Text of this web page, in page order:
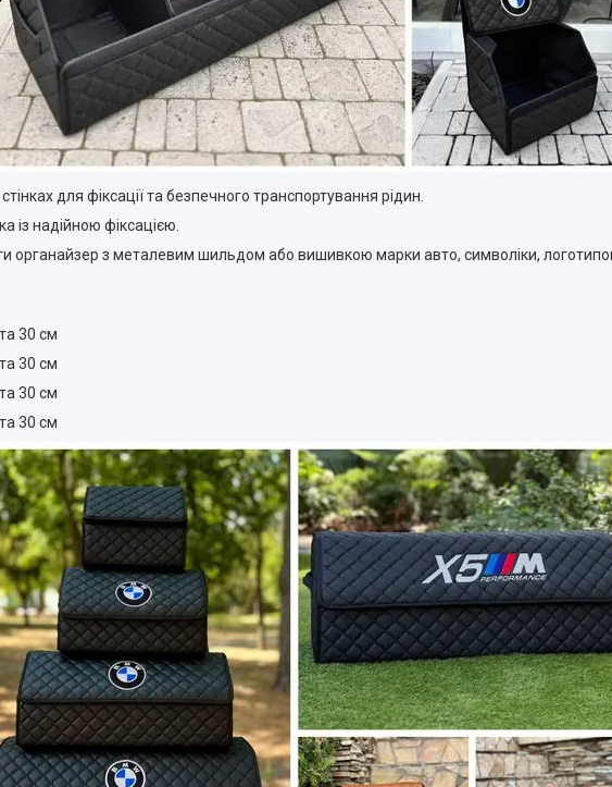
для фіксації та безпечного транспортування рідин.
із надійною фіксацією.
органайзер з металевим шильдом або вишивкою марки авто, символіки,
30 см
30 см
30 см
30 см